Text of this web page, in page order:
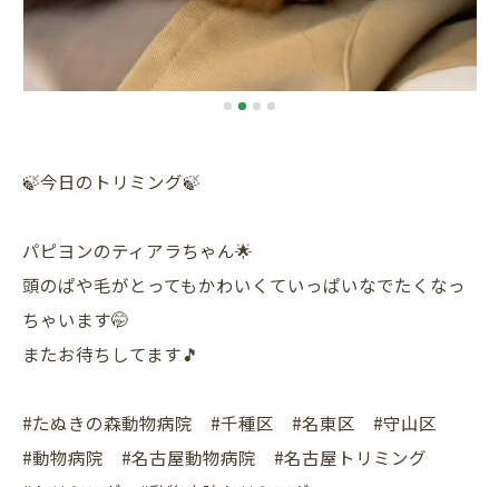
🍃今日のトリミング🍃
パピヨンのティアラちゃん🌟
頭のぱや毛がとってもかわいくていっぱいなでたくなっ
ちゃいます🤭
またお待ちしてます🎵
#たぬきの森動物病院 #千種区 #名東区 #守山区
#動物病院 #名古屋動物病院 #名古屋トリミング